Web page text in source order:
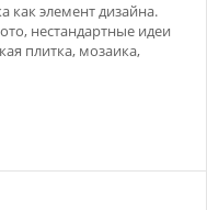
как элемент дизайна.
нестандартные идеи
плитка, мозаика,